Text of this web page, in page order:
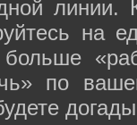
на
по